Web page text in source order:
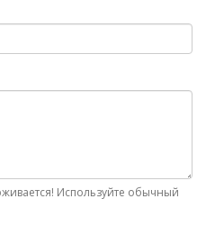
Используйте обычный